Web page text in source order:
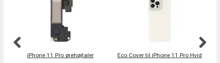
iPhone 11 Pro ørehøjtaler Eco Cover til iPhone 11 Pro Hvid